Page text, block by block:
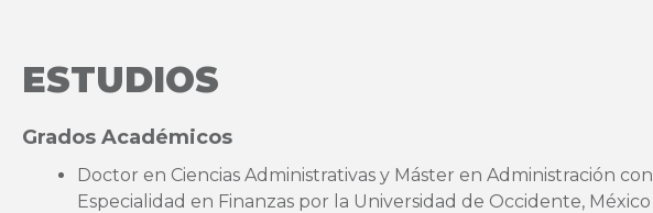
ESTUDIOS
Grados Académicos
Doctor en Ciencias Administrativas y Máster en Administración con
Especialidad en Finanzas por la Universidad de Occidente, México